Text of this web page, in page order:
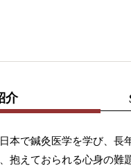
介
本で鍼灸医学を学び、長
抱えておられる心身の難